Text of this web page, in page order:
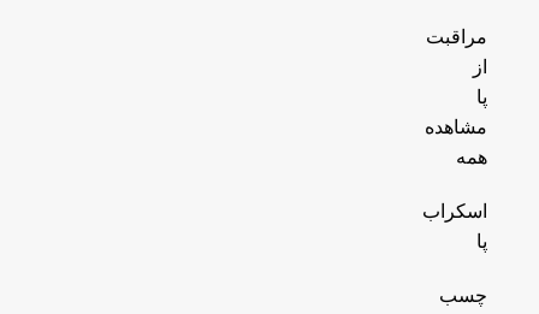
مراقبت
از
پا
مشاهده
همه
اسکراب
پا
چسب